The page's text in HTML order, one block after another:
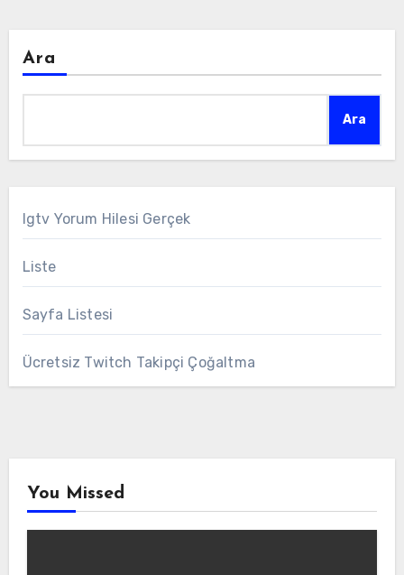
Ara
Ara
Igtv Yorum Hilesi Gerçek
Liste
Sayfa Listesi
Ücretsiz Twitch Takipçi Çoğaltma
You Missed